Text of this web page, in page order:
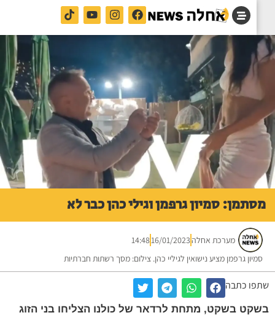
סמיון גרפמן וגילי כהן כבר לא
מערכת אחלה 16/01/2023
14:48
גרפמן מציע נישואין לגיליי כהן. צילום: מסך רשתות חברתיות
כתבה
בשקט, מתחת לרדאר של כולנו הצליחו בני הזוג